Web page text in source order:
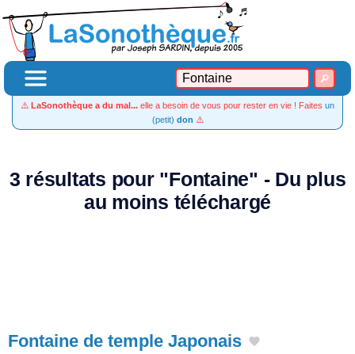
⚠️ LaSonothèque a du mal... elle a besoin de vous pour rester en vie ! Faites un
(petit) don ⚠️
3 résultats pour "Fontaine" - Du plus
au moins téléchargé
Fontaine de temple Japonais